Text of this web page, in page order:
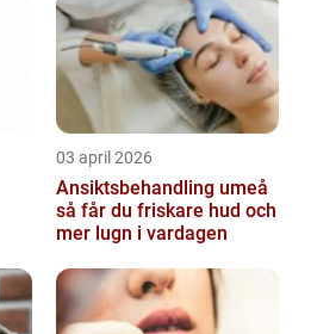
03 april 2026
Ansiktsbehandling umeå
så får du friskare hud och
mer lugn i vardagen